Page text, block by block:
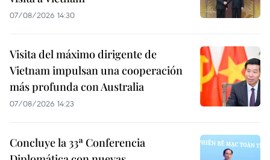
07/08/2026 14:30
Visita del máximo dirigente de
Vietnam impulsan una cooperación
más profunda con Australia
07/08/2026 14:23
Concluye la 33ª Conferencia